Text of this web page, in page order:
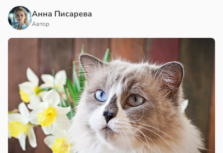
в13:55
Анна Писарева
Автор
17:40